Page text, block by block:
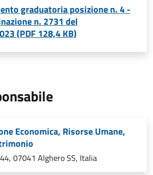
graduatoria posizione n. 4 -
n. 2731 del
(PDF 128,4 KB)
Economica, Risorse Umane,
07041 Alghero SS, Italia